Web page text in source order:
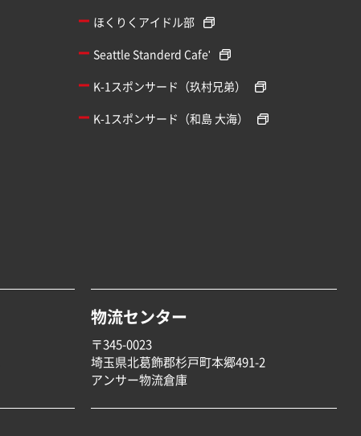
ほくりくアイドル部
Seattle Standerd Cafe'
K-1スポンサード（玖村兄弟）
K-1スポンサード（和島 大海）
物流センター
〒345-0023
埼玉県北葛飾郡杉戸町本郷491-2
アンサー物流倉庫